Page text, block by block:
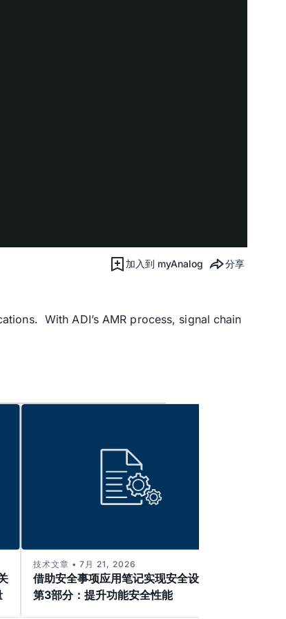
加入到 myAnalog 分享
With ADI’s AMR process, signal chain
借助安全事项应用笔记实现安全设计—
第3部分：提升功能安全性能
技术文章 • 7月 21, 2026